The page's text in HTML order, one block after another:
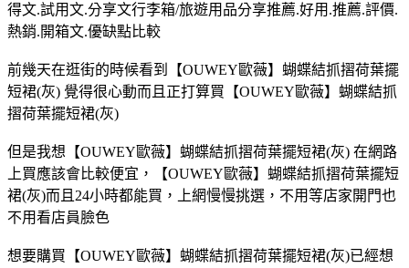
得文.試用文.分享文行李箱/旅遊用品分享推薦.好用.推薦.評價.
熱銷.開箱文.優缺點比較
前幾天在逛街的時候看到【OUWEY歐薇】蝴蝶結抓摺荷葉擺
短裙(灰) 覺得很心動而且正打算買【OUWEY歐薇】蝴蝶結抓
摺荷葉擺短裙(灰)
但是我想【OUWEY歐薇】蝴蝶結抓摺荷葉擺短裙(灰) 在網路
上買應該會比較便宜，【OUWEY歐薇】蝴蝶結抓摺荷葉擺短
裙(灰)而且24小時都能買，上網慢慢挑選，不用等店家開門也
不用看店員臉色
想要購買【OUWEY歐薇】蝴蝶結抓摺荷葉擺短裙(灰)已經想